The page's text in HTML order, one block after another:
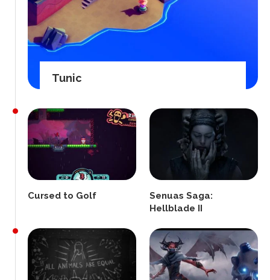
Tunic
Cursed to Golf
Senuas Saga:
Hellblade II